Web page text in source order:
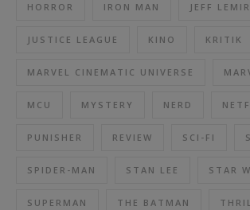
HORROR IRON MAN JEFF
JUSTICE LEAGUE KINO KRITIK
MARVEL CINEMATIC UNIVERSE
MCU MYSTERY NERD
PUNISHER REVIEW SCI-FI
SPIDER-MAN STAN LEE STAR
SUPERMAN THE BATMAN